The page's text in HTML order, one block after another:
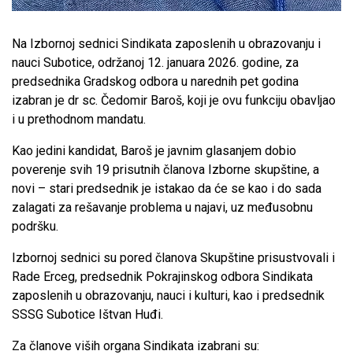
Na Izbornoj sednici Sindikata zaposlenih u obrazovanju i
nauci Subotice, održanoj 12. januara 2026. godine, za
predsednika Gradskog odbora u narednih pet godina
izabran je dr sc. Čedomir Baroš, koji je ovu funkciju obavljao
i u prethodnom mandatu.
Kao jedini kandidat, Baroš je javnim glasanjem dobio
poverenje svih 19 prisutnih članova Izborne skupštine, a
novi – stari predsednik je istakao da će se kao i do sada
zalagati za rešavanje problema u najavi, uz međusobnu
podršku.
Izbornoj sednici su pored članova Skupštine prisustvovali i
Rade Erceg, predsednik Pokrajinskog odbora Sindikata
zaposlenih u obrazovanju, nauci i kulturi, kao i predsednik
SSSG Subotice Ištvan Huđi.
Za članove viših organa Sindikata izabrani su: